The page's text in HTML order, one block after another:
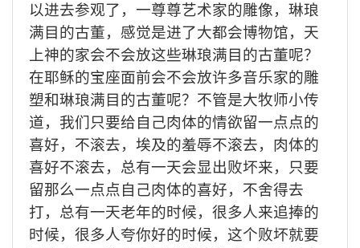
以进去参观了，一尊尊艺术家的雕像，琳琅
满目的古董，感觉是进了大都会博物馆，天
上神的家会不会放这些琳琅满目的古董呢？
在耶稣的宝座面前会不会放许多音乐家的雕
塑和琳琅满目的古董呢？不管是大牧师小传
道，我们 只要给自己肉体的情欲留一点点的
喜好，不滚去，埃及的羞辱不滚去，肉体的
喜好不滚去，总有一天会显出败坏来，只要
留那么一点点自己肉体的喜好，不舍得去
打，总有一天老年的时候，很多人来追捧的
时候，很多人夸你好的时候，这个败坏就要